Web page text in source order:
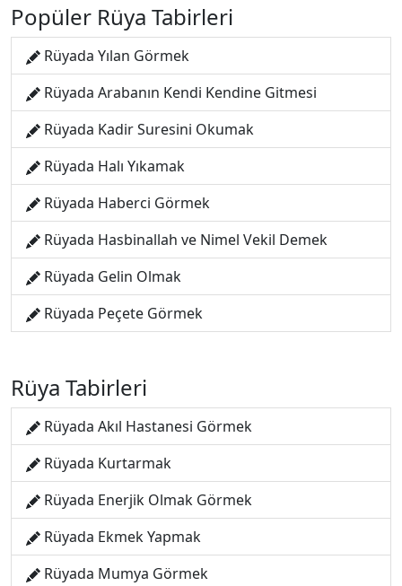
Popüler Rüya Tabirleri
Rüyada Yılan Görmek
Rüyada Arabanın Kendi Kendine Gitmesi
Rüyada Kadir Suresini Okumak
Rüyada Halı Yıkamak
Rüyada Haberci Görmek
Rüyada Hasbinallah ve Nimel Vekil Demek
Rüyada Gelin Olmak
Rüyada Peçete Görmek
Rüya Tabirleri
Rüyada Akıl Hastanesi Görmek
Rüyada Kurtarmak
Rüyada Enerjik Olmak Görmek
Rüyada Ekmek Yapmak
Rüyada Mumya Görmek